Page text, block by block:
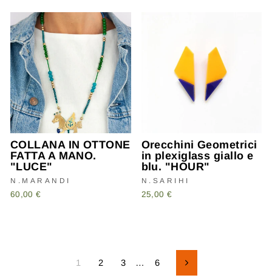
COLLANA IN OTTONE
FATTA A MANO.
"LUCE"
N.MARANDI
60,00 €
Orecchini Geometrici
in plexiglass giallo e
blu. "HOUR"
N.SARIHI
25,00 €
1 2 3 … 6 Successivo